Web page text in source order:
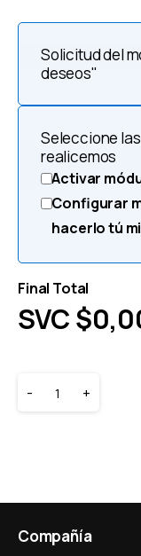
Solicitud del
deseos"
Seleccione
realicemos
Activar
Configurar
hacerlo tú
Final Total
SVC $
- +
Compañía